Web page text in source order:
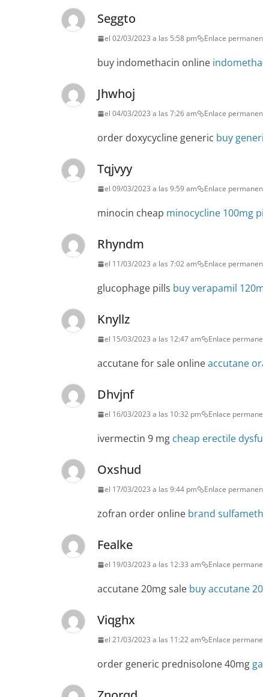
Seggto
el 02/03/2023 a las 5:58 pm Enlace
buy indomethacin online
Jhwhoj
el 04/03/2023 a las 7:26 am Enlace
order doxycycline generic buy
Tqjvyy
el 09/03/2023 a las 9:59 am Enlace
minocin cheap minocycline 100mg
Rhyndm
el 11/03/2023 a las 7:02 am Enlace
glucophage pills buy verapamil
Knyllz
el 15/03/2023 a las 12:47 am Enlace
accutane for sale onlineaccutane
Dhvjnf
el 16/03/2023 a las 10:32 pm Enlace
ivermectin 9 mg cheap erectile
Oxshud
el 17/03/2023 a las 9:44 pm Enlace
zofran order online brand
Fealke
el 19/03/2023 a las 12:33 am Enlace
accutane 20mg sale buy accutane
Viqghx
el 21/03/2023 a las 11:22 am Enlace
order generic prednisolone 40mg